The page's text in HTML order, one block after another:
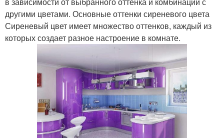
другими цветами. Основные оттенки сиреневого цвета
Сиреневый цвет имеет множество оттенков, каждый из
которых создает разное настроение в комнате.